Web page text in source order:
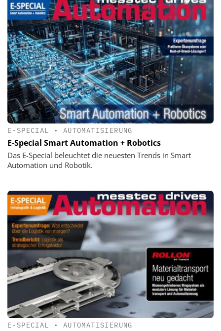
E-SPECIAL • AUTOMATISIERUNG
E-Special Smart Automation + Robotics
Das E-Special beleuchtet die neuesten Trends in Smart
Automation und Robotik.
E-SPECIAL • AUTOMATISIERUNG